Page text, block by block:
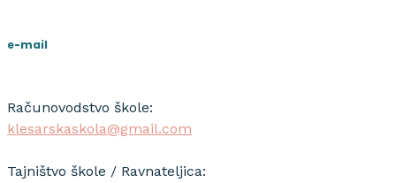
e-mail
Računovodstvo škole:
klesarskaskola@gmail.com
Tajništvo škole / Ravnateljica: